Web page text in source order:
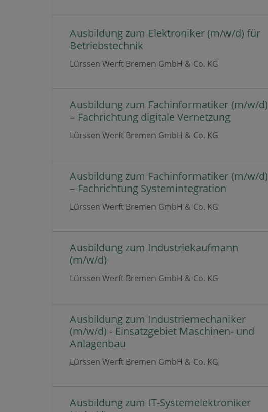
Ausbildung zum Elektroniker (m/w/d) für
Betriebstechnik
Lürssen Werft Bremen GmbH & Co. KG
Ausbildung zum Fachinformatiker (m/w/d)
– Fachrichtung digitale Vernetzung
Lürssen Werft Bremen GmbH & Co. KG
Ausbildung zum Fachinformatiker (m/w/d)
– Fachrichtung Systemintegration
Lürssen Werft Bremen GmbH & Co. KG
Ausbildung zum Industriekaufmann
(m/w/d)
Lürssen Werft Bremen GmbH & Co. KG
Ausbildung zum Industriemechaniker
(m/w/d) - Einsatzgebiet Maschinen- und
Anlagenbau
Lürssen Werft Bremen GmbH & Co. KG
Ausbildung zum IT-Systemelektroniker